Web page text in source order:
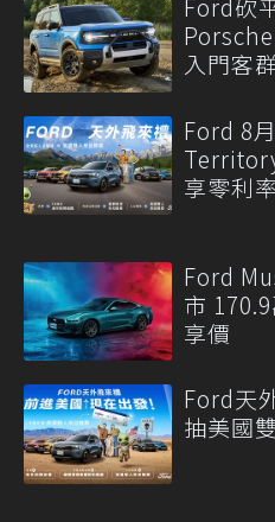
Ford砍
入門客
Ford 8
享零利率
Ford
市
享價
Ford天
抽美國